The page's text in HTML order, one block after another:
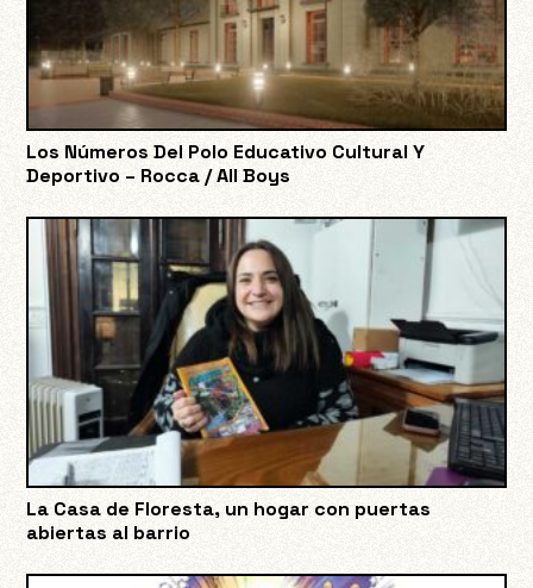
Los Números Del Polo Educativo Cultural Y
Deportivo – Rocca / All Boys
La Casa de Floresta, un hogar con puertas
abiertas al barrio